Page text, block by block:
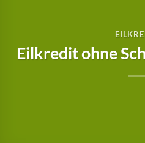
Eilkredit ohne